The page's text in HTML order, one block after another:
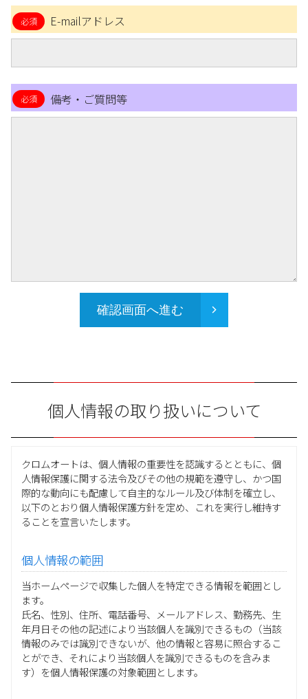
E-mailアドレス
備考・ご質問等
確認画面へ進む
個人情報の取り扱いについて
クロムオートは、個人情報の重要性を認識するとともに、個
人情報保護に関する法令及びその他の規範を遵守し、かつ国
際的な動向にも配慮して自主的なルール及び体制を確立し、
以下のとおり個人情報保護方針を定め、これを実行し維持す
ることを宣言いたします。
個人情報の範囲
当ホームページで収集した個人を特定できる情報を範囲とし
ます。
氏名、性別、住所、電話番号、メールアドレス、勤務先、生
年月日その他の記述により当該個人を識別できるもの（当該
情報のみでは識別できないが、他の情報と容易に照合するこ
とができ、それにより当該個人を識別できるものを含みま
す）を個人情報保護の対象範囲とします。